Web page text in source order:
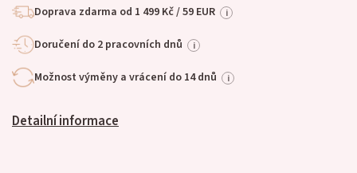
Doprava zdarma od 1 499 Kč / 59 EUR i
Doručení do 2 pracovních dnů i
Možnost výměny a vrácení do 14 dnů i
Detailní informace